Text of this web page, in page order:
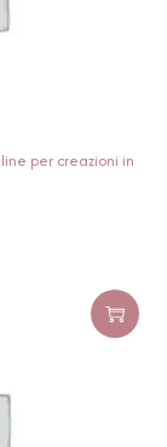
per creazioni in